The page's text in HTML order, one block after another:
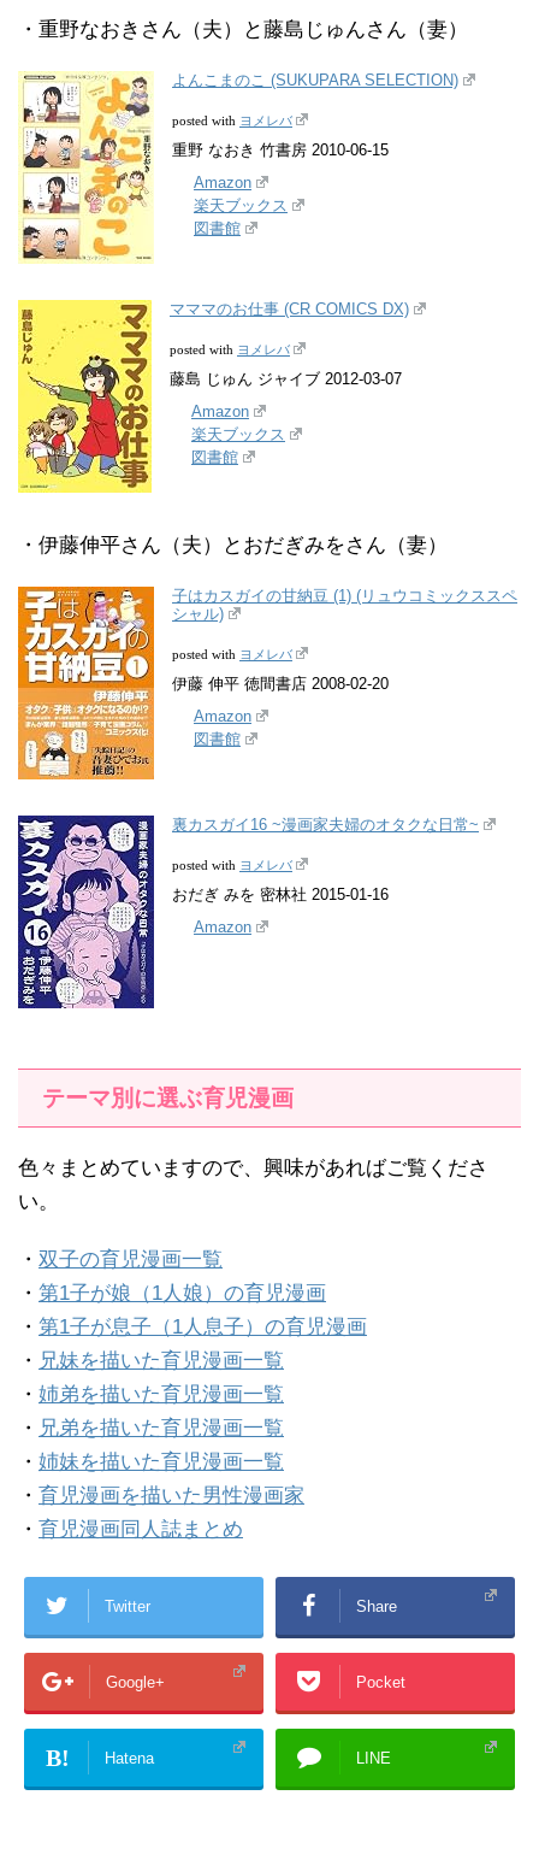
・重野なおきさん（夫）と藤島じゅんさん（妻）
よんこまのこ (SUKUPARA SELECTION)
posted with ヨメレバ
重野 なおき 竹書房 2010-06-15
Amazon
楽天ブックス
図書館
マママのお仕事 (CR COMICS DX)
posted with ヨメレバ
藤島 じゅん ジャイブ 2012-03-07
Amazon
楽天ブックス
図書館
・伊藤伸平さん（夫）とおだぎみをさん（妻）
子はカスガイの甘納豆 (1) (リュウコミックススペ
シャル)
posted with ヨメレバ
伊藤 伸平 徳間書店 2008-02-20
Amazon
図書館
裏カスガイ16 ~漫画家夫婦のオタクな日常~
posted with ヨメレバ
おだぎ みを 密林社 2015-01-16
Amazon
テーマ別に選ぶ育児漫画
色々まとめていますので、興味があればご覧くださ
い。
・ 双子の育児漫画一覧
・ 第1子が娘（1人娘）の育児漫画
・ 第1子が息子（1人息子）の育児漫画
・ 兄妹を描いた育児漫画一覧
・ 姉弟を描いた育児漫画一覧
・ 兄弟を描いた育児漫画一覧
・ 姉妹を描いた育児漫画一覧
・ 育児漫画を描いた男性漫画家
・ 育児漫画同人誌まとめ
Twitter Share
Google+ Pocket
B! Hatena LINE